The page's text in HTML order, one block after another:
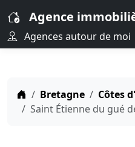
Agence
Agences autour de moi
Bretagne
Côtes
Saint Étienne du gué